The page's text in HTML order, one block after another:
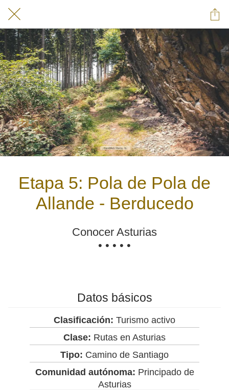
Etapa 5: Pola de Pola de
Allande - Berducedo
Conocer Asturias
• • • • •
Datos básicos
Clasificación: Turismo activo
Clase: Rutas en Asturias
Tipo: Camino de Santiago
Comunidad autónoma: Principado de
Asturias